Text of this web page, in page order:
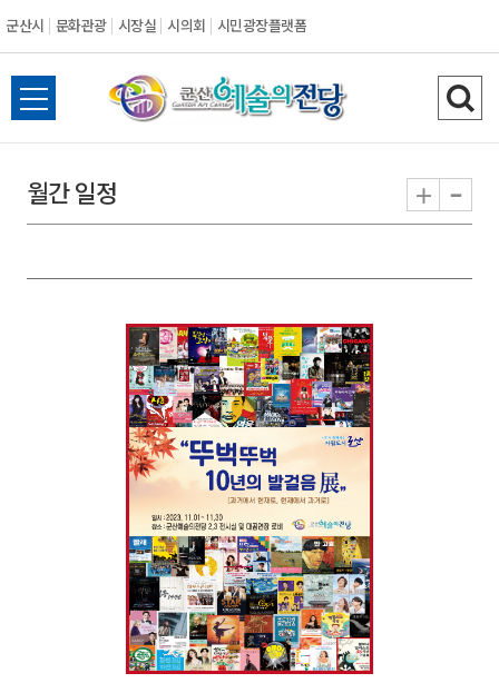
군산시 문화관광 시장실 시의회 시민광장플랫폼
군
산
전
체
뉴
열
검
색
기
월간 일정 + -